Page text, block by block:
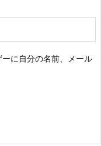
に自分の名前、メール